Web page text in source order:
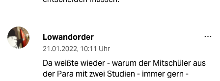
Lowandorder
21.01.2022, 10:11 Uhr
Da weißte wieder - warum der Mitschüler aus
der Para mit zwei Studien - immer gern -